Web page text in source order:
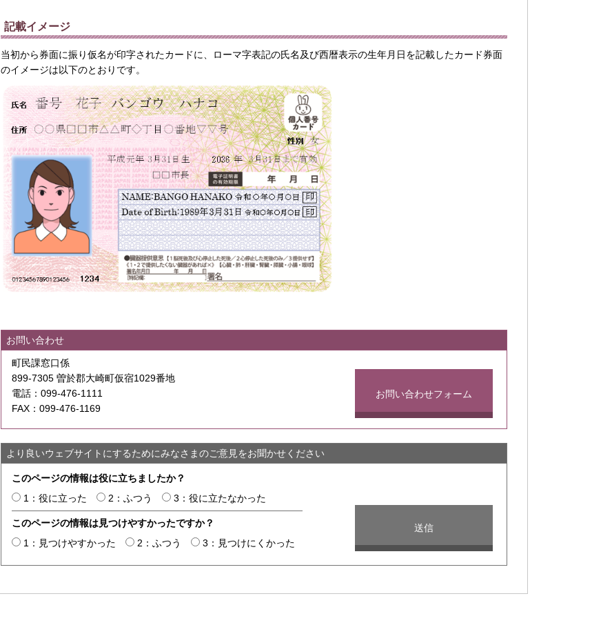
記載イメージ
当初から券面に振り仮名が印字されたカードに、ローマ字表記の氏名及び西暦表示の生年月日を記載したカード券面
のイメージは以下のとおりです。
お問い合わせ
町民課窓口係
899-7305 曽於郡大崎町仮宿1029番地
電話：099-476-1111
FAX：099-476-1169
お問い合わせフォーム
より良いウェブサイトにするためにみなさまのご意見をお聞かせください
このページの情報は役に立ちましたか？
1：役に立った
2：ふつう 3：役に立たなかった
このページの情報は見つけやすかったですか？
1：見つけやすかった
2：ふつう 3：見つけにくかった